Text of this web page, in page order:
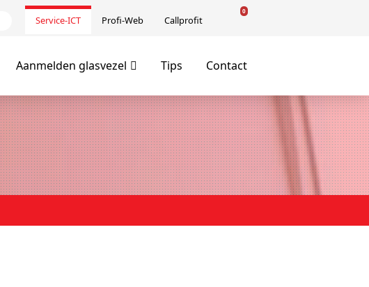
Service-ICT Profi-Web Callprofit
0
Aanmelden glasvezel Tips Contact